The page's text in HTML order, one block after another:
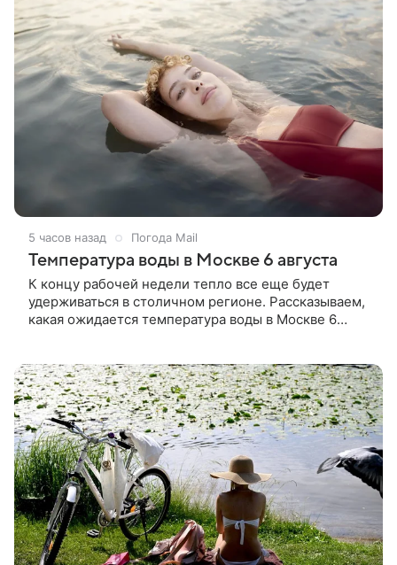
5 часов назад Погода Mail
Температура воды в Москве 6 августа
К концу рабочей недели тепло все еще будет
удерживаться в столичном регионе. Рассказываем,
какая ожидается температура воды в Москве 6